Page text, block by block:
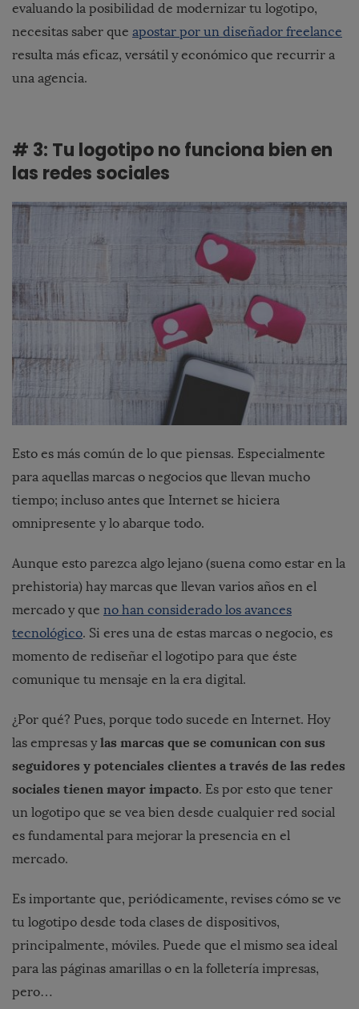
evaluando la posibilidad de modernizar tu logotipo,
necesitas saber que apostar por un diseñador freelance
resulta más eficaz, versátil y económico que recurrir a
una agencia.
# 3: Tu logotipo no funciona bien en
las redes sociales
Esto es más común de lo que piensas. Especialmente
para aquellas marcas o negocios que llevan mucho
tiempo; incluso antes que Internet se hiciera
omnipresente y lo abarque todo.
Aunque esto parezca algo lejano (suena como estar en la
prehistoria) hay marcas que llevan varios años en el
mercado y que no han considerado los avances
tecnológico. Si eres una de estas marcas o negocio, es
momento de rediseñar el logotipo para que éste
comunique tu mensaje en la era digital.
¿Por qué? Pues, porque todo sucede en Internet. Hoy
las empresas ylas marcas que se comunican con sus
seguidores y potenciales clientes a través de las redes
sociales tienen mayor impacto. Es por esto que tener
un logotipo que se vea bien desde cualquier red social
es fundamental para mejorar la presencia en el
mercado.
Es importante que, periódicamente, revises cómo se ve
tu logotipo desde toda clases de dispositivos,
principalmente, móviles. Puede que el mismo sea ideal
para las páginas amarillas o en la folletería impresas,
pero…